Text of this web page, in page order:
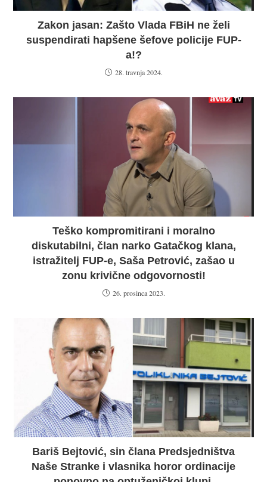
Zakon jasan: Zašto Vlada FBiH ne želi
suspendirati hapšene šefove policije FUP-
a!?
28. travnja 2024.
Teško kompromitirani i moralno
diskutabilni, član narko Gatačkog klana,
istražitelj FUP-e, Saša Petrović, zašao u
zonu krivične odgovornosti!
26. prosinca 2023.
Bariš Bejtović, sin člana Predsjedništva
Naše Stranke i vlasnika horor ordinacije